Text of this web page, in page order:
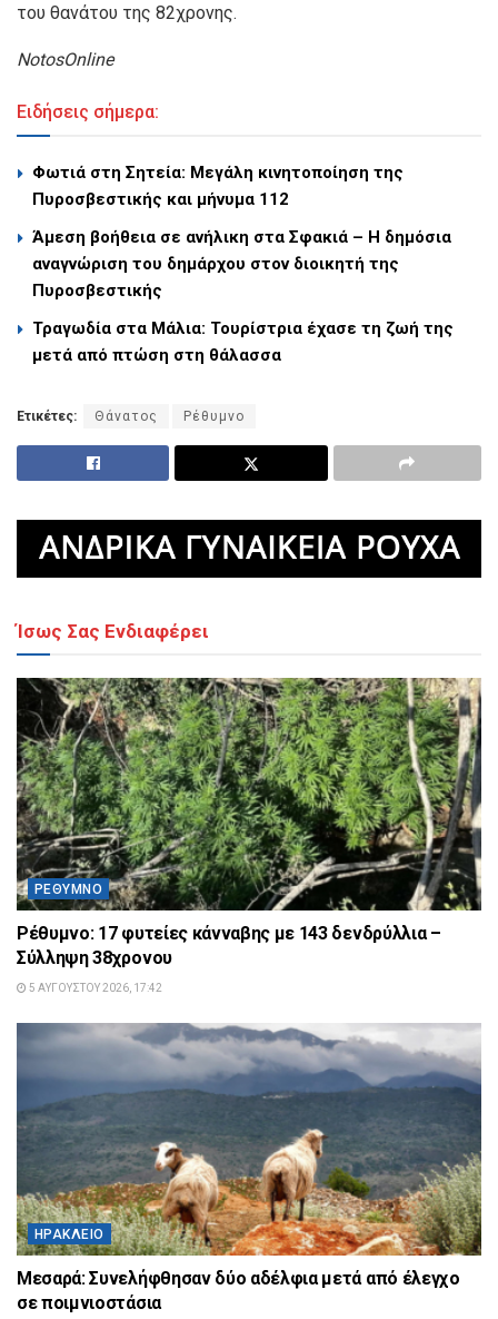
του θανάτου της 82χρονης.
NotosOnline
Ειδήσεις σήμερα:
Φωτιά στη Σητεία: Μεγάλη κινητοποίηση της
Πυροσβεστικής και μήνυμα 112
Άμεση βοήθεια σε ανήλικη στα Σφακιά – Η δημόσια
αναγνώριση του δημάρχου στον διοικητή της
Πυροσβεστικής
Τραγωδία στα Μάλια: Τουρίστρια έχασε τη ζωή της
μετά από πτώση στη θάλασσα
Ετικέτες: Θάνατος Ρέθυμνο
Ίσως Σας Ενδιαφέρει
ΡΈΘΥΜΝΟ
Ρέθυμνο: 17 φυτείες κάνναβης με 143 δενδρύλλια –
Σύλληψη 38χρονου
5 ΑΥΓΟΎΣΤΟΥ 2026, 17:42
ΗΡΆΚΛΕΙΟ
Μεσαρά: Συνελήφθησαν δύο αδέλφια μετά από έλεγχο
σε ποιμνιοστάσια